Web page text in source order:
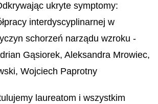
ukryte symptomy:
interdyscyplinarnej w
schorzeń narządu wzroku -
Gąsiorek, Aleksandra Mrowiec,
Wojciech Paprotny
laureatom i wszystkim